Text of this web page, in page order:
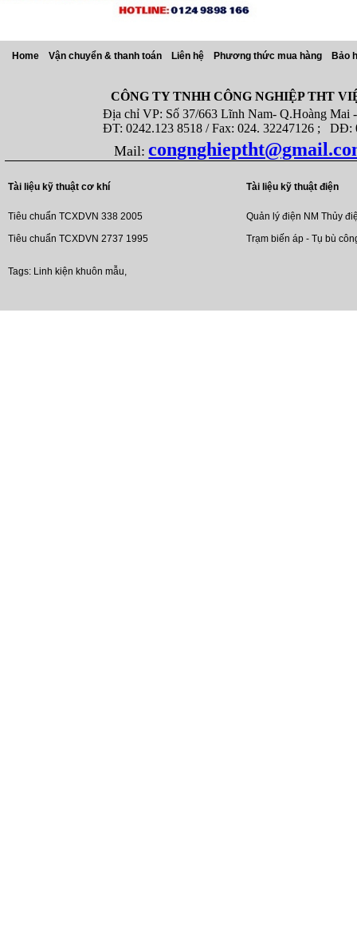
Home Vận chuyển & thanh toán Liên hệ Phương thức mua hàng Bảo
CÔNG TY TNHH CÔNG NGHIỆP THT
Địa chỉ VP: Số 37/663 Lĩnh Nam- Q.Hoàng Mai -
ĐT: 0242.123 8518 / Fax: 024. 32247126 ; DĐ:
Mail:
Tài liệu kỹ thuật cơ khí
Tiêu chuẩn TCXDVN 338 2005
Tiêu chuẩn TCXDVN 2737 1995
Tài liệu kỹ thuật điện
Quản lý điện NM Thủy
Trạm biến áp - Tụ bù
Tags: Linh kiện khuôn mẫu,